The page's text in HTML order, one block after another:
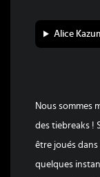
Alice
Nous sommes
des tiebreaks !
être joués
quelques